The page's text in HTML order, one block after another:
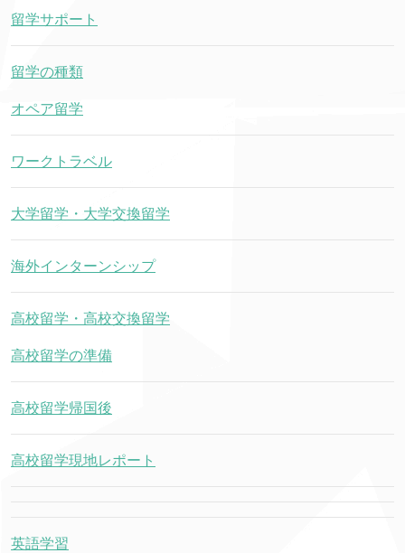
留学サポート
留学の種類
オペア留学
ワークトラベル
大学留学・大学交換留学
海外インターンシップ
高校留学・高校交換留学
高校留学の準備
高校留学帰国後
高校留学現地レポート
英語学習